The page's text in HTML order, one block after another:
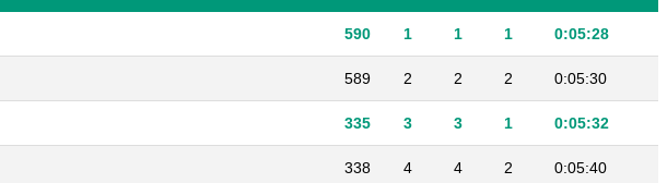
590 1 1 1 0:05:28
589 2 2 2 0:05:30
335 3 3 1 0:05:32
338 4 4 2 0:05:40